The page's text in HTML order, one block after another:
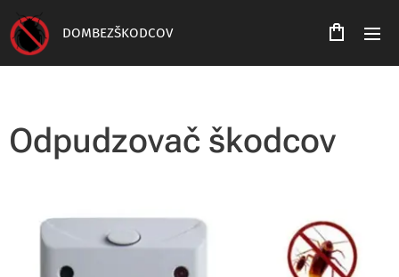
DOMBEZŠKODCOV
Odpudzovač škodcov